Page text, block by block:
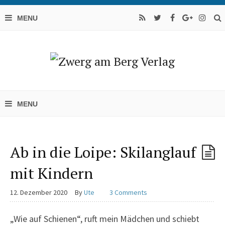
Ab in die Loipe: Skilanglauf
mit Kindern
12. Dezember 2020 ByUte 3 Comments
„Wie auf Schienen“, ruft mein Mädchen und schiebt